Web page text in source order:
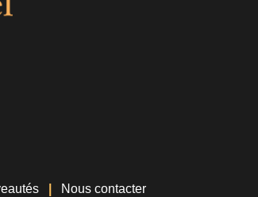
Nous contacter